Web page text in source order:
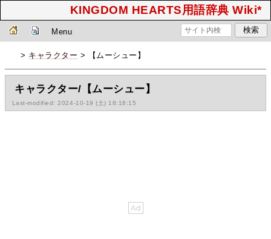
KINGDOM HEARTS用語辞典 Wiki*
Menu
> キャラクター > 【ムーシュー】
キャラクター/【ムーシュー】
Last-modified: 2024-10-19 (土) 18:18:15